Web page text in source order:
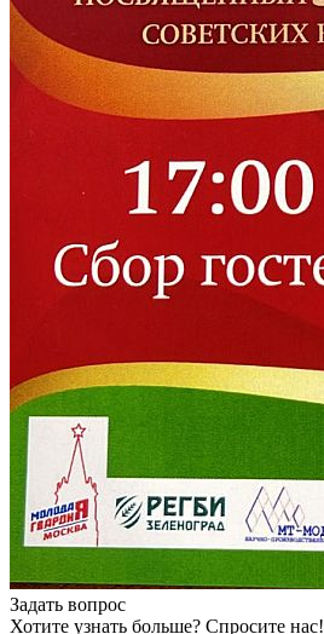
Задать вопрос
Хотите узнать больше? Спросите нас!